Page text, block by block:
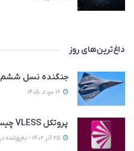
داغ‌ترین‌های روز
جنگنده نسل ششم F-47 در مسیر نخستین پرواز
پروتکل VLESS چیست و چه کاربردهایی دارد؟